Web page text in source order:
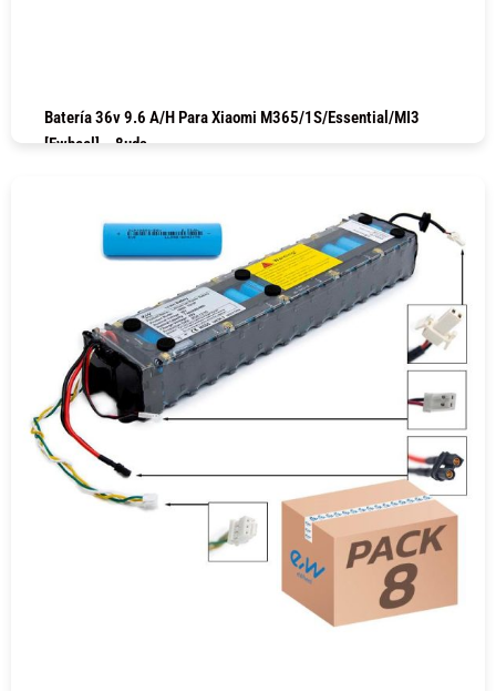
Batería 36v 9.6 A/h Para Xiaomi M365/1S/Essential/MI3
[Ewheel] – 8uds